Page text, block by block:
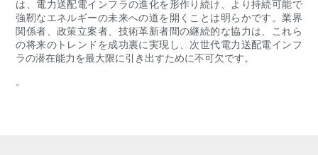
は、電力送配電インフラの進化を形作り続け、より持続可能で
強靭なエネルギーの未来への道を開くことは明らかです。業界
関係者、政策立案者、技術革新者間の継続的な協力は、これら
の将来のトレンドを成功裏に実現し、次世代電力送配電インフ
ラの潜在能力を最大限に引き出すために不可欠です。
。